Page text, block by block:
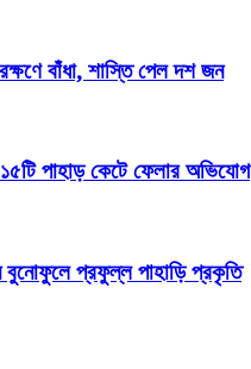
বাঁধা, শাস্তি পেল দশ জন
১৫টি পাহাড় কেটে ফেলার অভিযোগ
প্রফুল্ল পাহাড়ি প্রকৃতি